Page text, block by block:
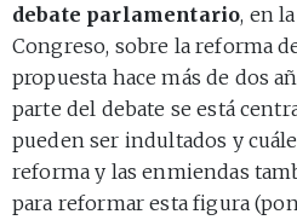
debate parlamentario, en
Congreso, sobre la reforma
propuesta hace más de dos
parte del debate se está
pueden ser indultados y
reforma y las enmiendas
para reformar esta figura